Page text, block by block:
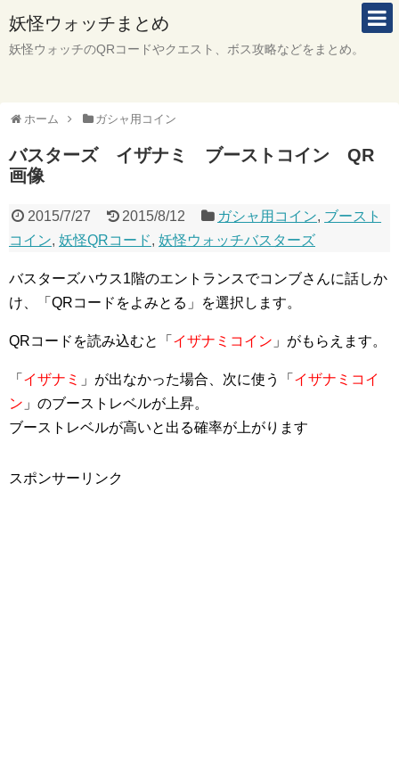
妖怪ウォッチまとめ
妖怪ウォッチのQRコードやクエスト、ボス攻略などをまとめ。
ホーム ガシャ用コイン
バスターズ イザナミ ブーストコイン QR
画像
2015/7/27 2015/8/12 ガシャ用コイン, ブースト
コイン, 妖怪QRコード, 妖怪ウォッチバスターズ
バスターズハウス1階のエントランスでコンブさんに話しか
け、「QRコードをよみとる」を選択します。
QRコードを読み込むと「 イザナミコイン 」がもらえます。
「 イザナミ 」が出なかった場合、次に使う「 イザナミコイ
ン 」のブーストレベルが上昇。
ブーストレベルが高いと出る確率が上がります
スポンサーリンク